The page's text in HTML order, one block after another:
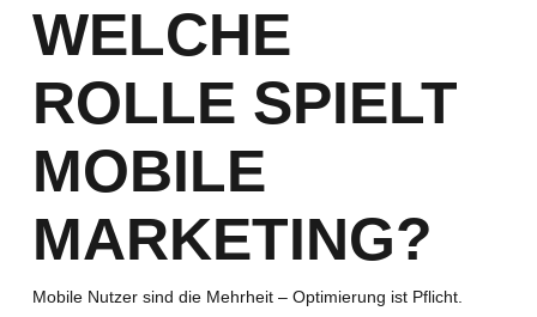
WELCHE
ROLLE SPIELT
MOBILE
MARKETING?
Mobile Nutzer sind die Mehrheit – Optimierung ist Pflicht.